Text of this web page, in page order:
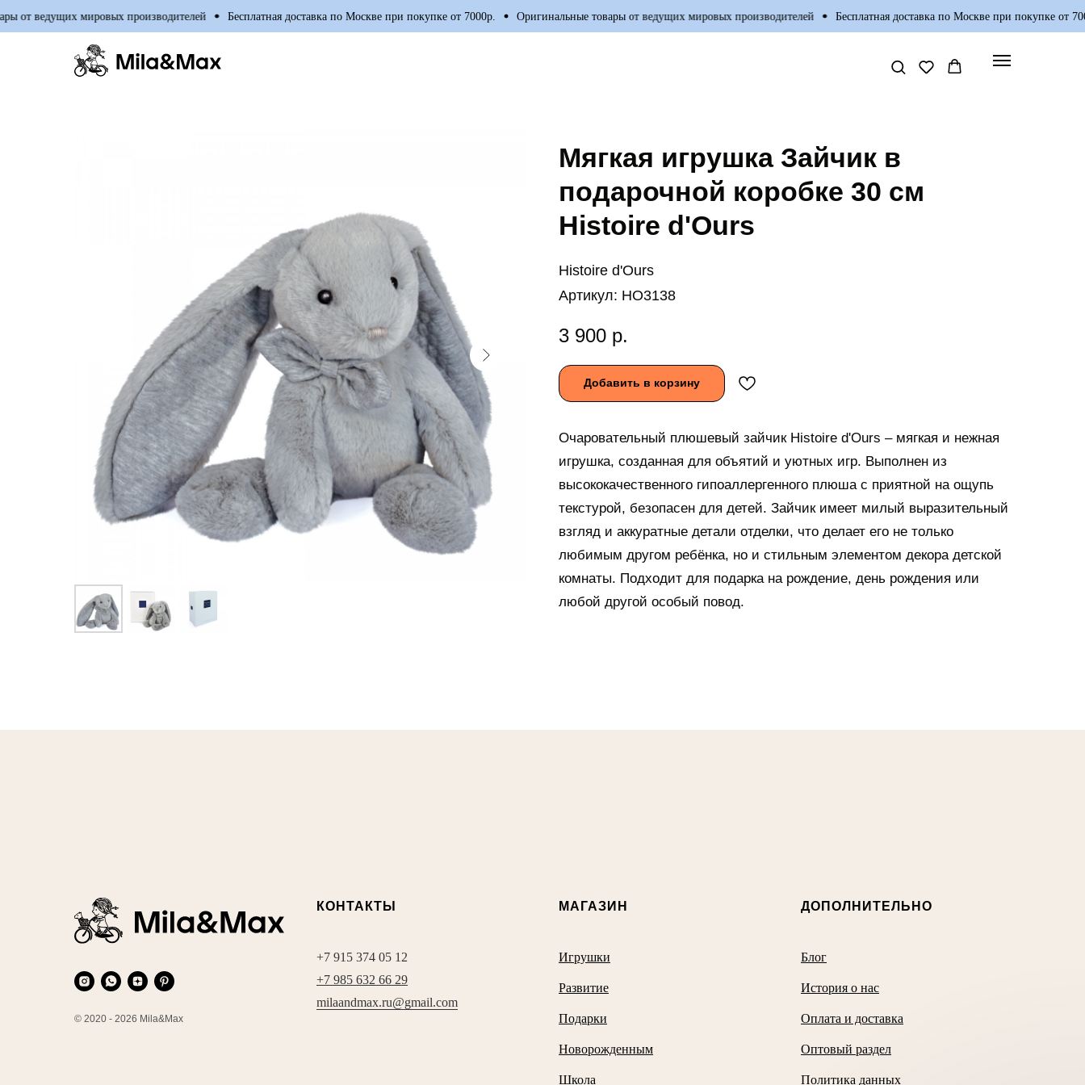
ведущих мировых производителей Бесплатная доставка по Москве при покупке от 7000р. Оригинальные товары от ведущих мировых производителей Бесплатная доставка по Москве при покупке от
Мягкая игрушка Зайчик в
подарочной коробке 30 cм
Histoire d'Ours
Histoire d'Ours
Артикул: HO3138
3 900 р.
Добавить в корзину
Очаровательный плюшевый зайчик Histoire d'Ours – мягкая и нежная
игрушка, созданная для объятий и уютных игр. Выполнен из
высококачественного гипоаллергенного плюша с приятной на ощупь
текстурой, безопасен для детей. Зайчик имеет милый выразительный
взгляд и аккуратные детали отделки, что делает его не только
любимым другом ребёнка, но и стильным элементом декора детской
комнаты. Подходит для подарка на рождение, день рождения или
любой другой особый повод.
© 2020 - 2026 Mila&Max
КОНТАКТЫ
+7 915 374 05 12
+7 985 632 66 29
milaandmax.ru@gmail.com
МАГАЗИН
Игрушки
Развитие
Подарки
Новорожденным
Школа
ДОПОЛНИТЕЛЬНО
Блог
История о нас
Оплата и доставка
Оптовый раздел
Политика данных